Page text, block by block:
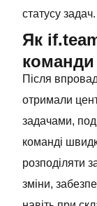
статусу задач.
Як
Після
отримали
задачами,
команді
розподіляти
зміни,